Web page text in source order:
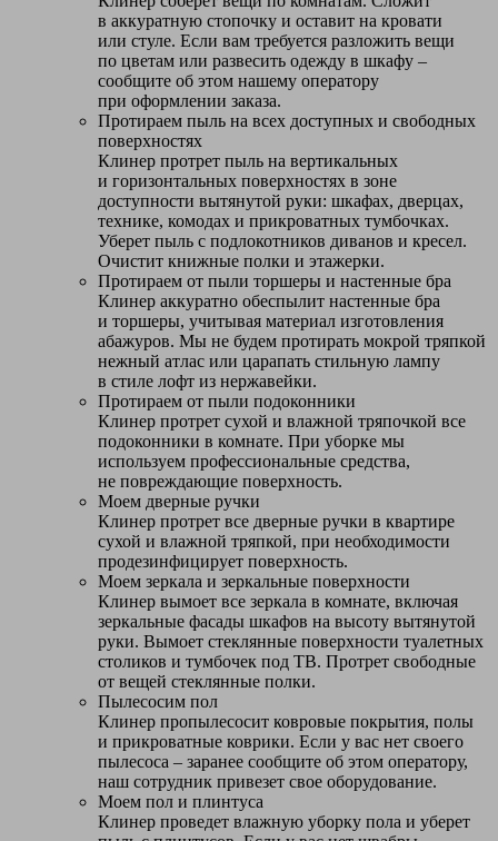
в аккуратную стопочку и оставит на кровати
или стуле. Если вам требуется разложить вещи
по цветам или развесить одежду в шкафу –
сообщите об этом нашему оператору
при оформлении заказа.
Протираем пыль на всех доступных и свободных
поверхностях
Клинер протрет пыль на вертикальных
и горизонтальных поверхностях в зоне
доступности вытянутой руки: шкафах, дверцах,
технике, комодах и прикроватных тумбочках.
Уберет пыль с подлокотников диванов и кресел.
Очистит книжные полки и этажерки.
Протираем от пыли торшеры и настенные бра
Клинер аккуратно обеспылит настенные бра
и торшеры, учитывая материал изготовления
абажуров. Мы не будем протирать мокрой тряпкой
нежный атлас или царапать стильную лампу
в стиле лофт из нержавейки.
Протираем от пыли подоконники
Клинер протрет сухой и влажной тряпочкой все
подоконники в комнате. При уборке мы
используем профессиональные средства,
не повреждающие поверхность.
Моем дверные ручки
Клинер протрет все дверные ручки в квартире
сухой и влажной тряпкой, при необходимости
продезинфицирует поверхность.
Моем зеркала и зеркальные поверхности
Клинер вымоет все зеркала в комнате, включая
зеркальные фасады шкафов на высоту вытянутой
руки. Вымоет стеклянные поверхности туалетных
столиков и тумбочек под ТВ. Протрет свободные
от вещей стеклянные полки.
Пылесосим пол
Клинер пропылесосит ковровые покрытия, полы
и прикроватные коврики. Если у вас нет своего
пылесоса – заранее сообщите об этом оператору,
наш сотрудник привезет свое оборудование.
Моем пол и плинтуса
Клинер проведет влажную уборку пола и уберет